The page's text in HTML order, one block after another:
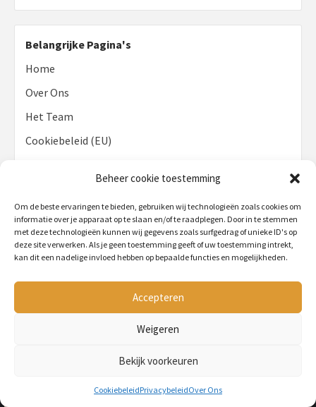
Beheer cookie toestemming
Om de beste ervaringen te bieden, gebruiken wij technologieën zoals cookies om
informatie over je apparaat op te slaan en/of te raadplegen. Door in te stemmen
met deze technologieën kunnen wij gegevens zoals surfgedrag of unieke ID's op
deze site verwerken. Als je geen toestemming geeft of uw toestemming intrekt,
kan dit een nadelige invloed hebben op bepaalde functies en mogelijkheden.
Accepteren
Weigeren
Bekijk voorkeuren
CookiebeleidPrivacybeleidOver Ons
Belangrijke Pagina's
Home
Over Ons
Het Team
Cookiebeleid (EU)
Contact
Honden artikelen